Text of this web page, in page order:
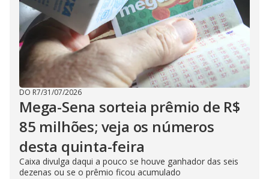
DO R7/31/07/2026
Mega-Sena sorteia prêmio de R$
85 milhões; veja os números
desta quinta-feira
Caixa divulga daqui a pouco se houve ganhador das seis
dezenas ou se o prêmio ficou acumulado